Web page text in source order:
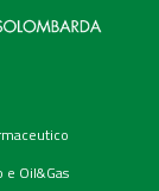
e Oil&Gas